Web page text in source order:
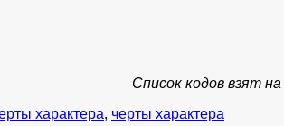
Список кодов взят на
характера, черты характера